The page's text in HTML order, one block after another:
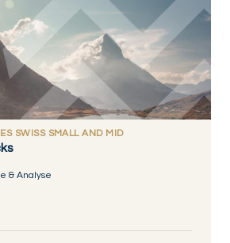
SWISS SMALL AND MID
& Analyse